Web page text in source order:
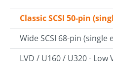
Classic SCSI 50-pin
Wide SCSI 68-pin (single
LVD / U160 / U320 -